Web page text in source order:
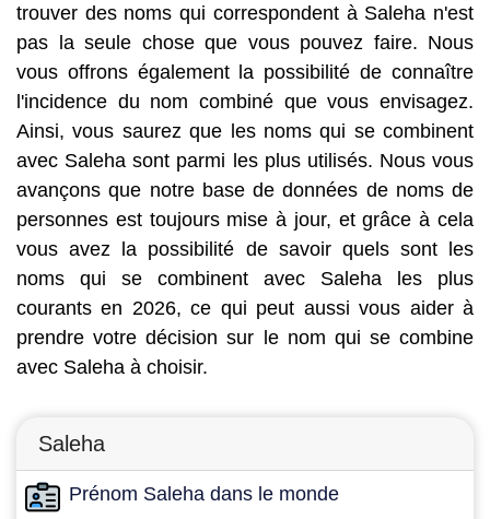
trouver des noms qui correspondent à Saleha n'est
pas la seule chose que vous pouvez faire. Nous
vous offrons également la possibilité de connaître
l'incidence du nom combiné que vous envisagez.
Ainsi, vous saurez que les noms qui se combinent
avec Saleha sont parmi les plus utilisés. Nous vous
avançons que notre base de données de noms de
personnes est toujours mise à jour, et grâce à cela
vous avez la possibilité de savoir quels sont les
noms qui se combinent avec Saleha les plus
courants en 2026, ce qui peut aussi vous aider à
prendre votre décision sur le nom qui se combine
avec Saleha à choisir.
Saleha
Prénom Saleha dans le monde